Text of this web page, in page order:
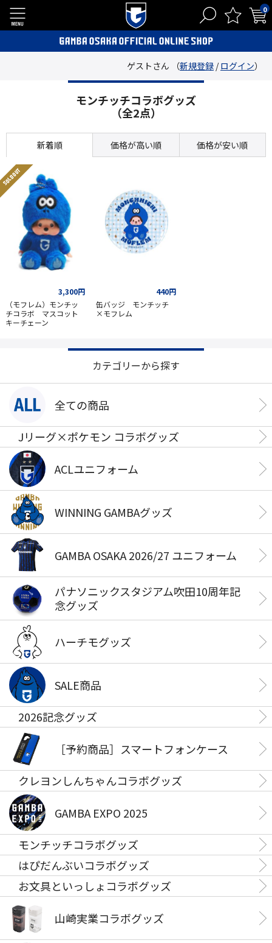
0
ゲストさん （新規登録 /ログイン）
モンチッチコラボグッズ
（全2点）
新着順 価格が高い順 価格が安い順
SOLD OUT
3,300円
（モフレム）モンチッ
チコラボ マスコット
キーチェーン
440円
缶バッジ モンチッチ
×モフレム
カテゴリーから探す
全ての商品
Jリーグ×ポケモン コラボグッズ
ACLユニフォーム
WINNING GAMBAグッズ
GAMBA OSAKA 2026/27 ユニフォーム
パナソニックスタジアム吹田10周年記
念グッズ
ハーチモグッズ
SALE商品
2026記念グッズ
［予約商品］スマートフォンケース
クレヨンしんちゃんコラボグッズ
GAMBA EXPO 2025
モンチッチコラボグッズ
はぴだんぶいコラボグッズ
お文具といっしょコラボグッズ
山崎実業コラボグッズ